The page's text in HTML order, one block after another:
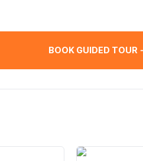
BOOK GUIDED TOUR